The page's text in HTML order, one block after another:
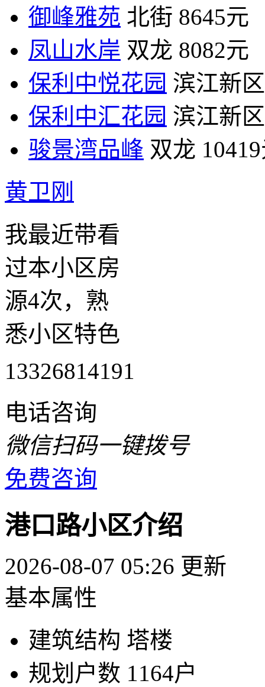
御峰雅苑 北街 8645元
凤山水岸 双龙 8082元
保利中悦花园 滨江新区
保利中汇花园 滨江新区
骏景湾品峰 双龙
黄卫刚
我最近带看
过本小区房
源4次，熟
悉小区特色
13326814191
电话咨询
微信扫码一键拨号
免费咨询
港口路小区介绍
2026-08-07 05:26 更新
基本属性
建筑结构 塔楼
规划户数 1164户